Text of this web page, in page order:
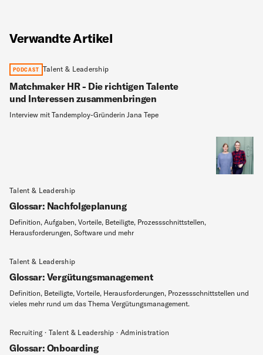
Verwandte Artikel
PODCAST Talent & Leadership
Matchmaker HR - Die richtigen Talente
und Interessen zusammenbringen
Interview mit Tandemploy-Gründerin Jana Tepe
Talent & Leadership
Glossar: Nachfolgeplanung
Definition, Aufgaben, Vorteile, Beteiligte, Prozessschnittstellen,
Herausforderungen, Software und mehr
Talent & Leadership
Glossar: Vergütungsmanagement
Definition, Beteiligte, Vorteile, Herausforderungen, Prozessschnittstellen und
vieles mehr rund um das Thema Vergütungsmanagement.
Recruiting · Talent & Leadership · Administration
Glossar: Onboarding